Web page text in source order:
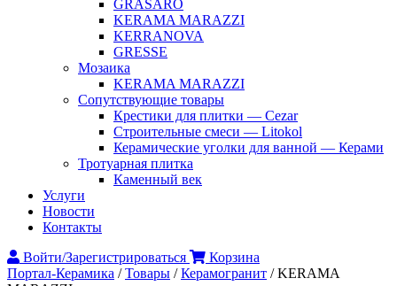
GRASARO
KERAMA MARAZZI
KERRANOVA
GRESSE
Мозаика
KERAMA MARAZZI
Сопутствующие товары
Крестики для плитки — Cezar
Строительные смеси — Litokol
Керамические уголки для ванной — Керами
Тротуарная плитка
Каменный век
Услуги
Новости
Контакты
Войти/Зарегистрироваться
Корзина
Портал-Керамика /Товары /Керамогранит /KERAMA